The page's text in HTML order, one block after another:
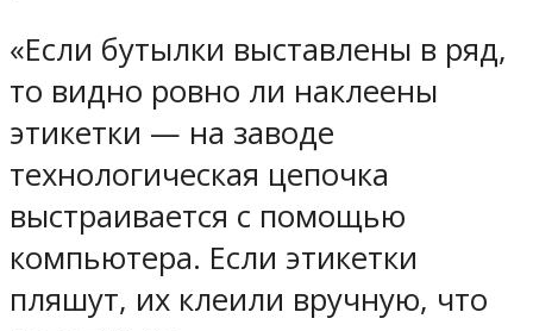
«Если бутылки выставлены в ряд,
то видно ровно ли наклеены
этикетки — на заводе
технологическая цепочка
выстраивается с помощью
компьютера. Если этикетки
пляшут, их клеили вручную, что